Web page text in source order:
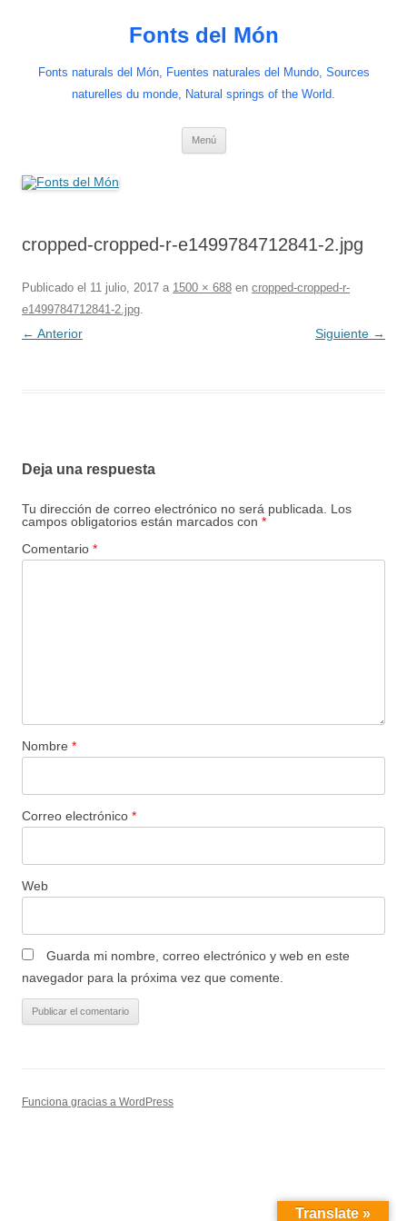
Fonts del Món
Fonts naturals del Món, Fuentes naturales del Mundo, Sources
naturelles du monde, Natural springs of the World.
Menú
cropped-cropped-r-e1499784712841-2.jpg
Publicado el 11 julio, 2017 a 1500 × 688 en cropped-cropped-r-
e1499784712841-2.jpg.
← Anterior Siguiente →
Deja una respuesta
Tu dirección de correo electrónico no será publicada.
Los
campos obligatorios están marcados con *
Comentario *
Nombre *
Correo electrónico *
Web
Guarda mi nombre, correo electrónico y web en este
navegador para la próxima vez que comente.
Funciona gracias a WordPress
Translate »